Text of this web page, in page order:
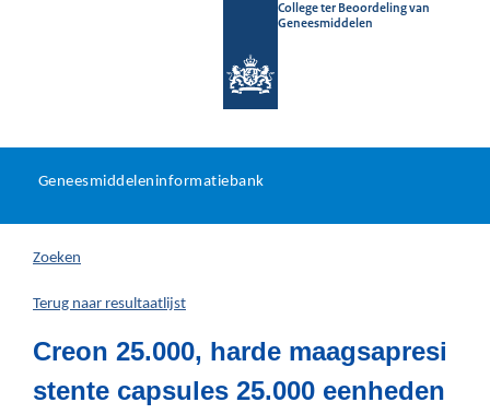
College ter Beoordeling van
Geneesmiddelen
U
hier:
Geneesmiddeleninformatiebank
Zoeken
Terug naar resultaatlijst
Creon 25.000, harde maagsapresi
stente capsules 25.000 eenheden